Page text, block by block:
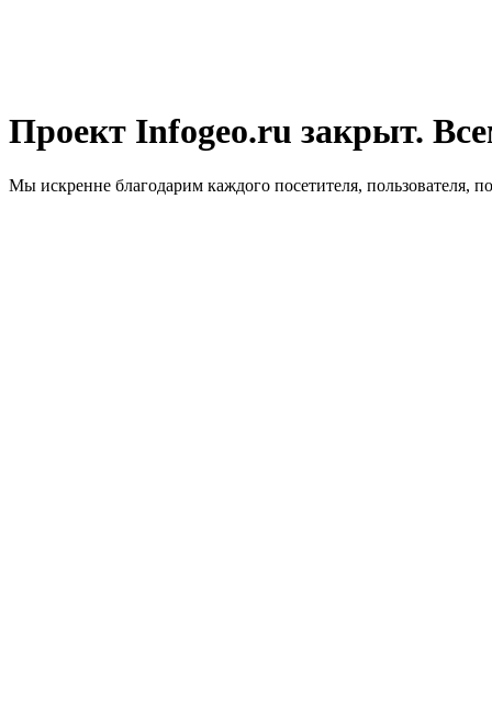
Проект Infogeo.ru закрыт.
Мы искренне благодарим каждого посетителя, пользователя,